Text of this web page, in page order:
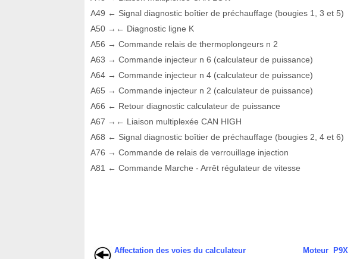
A49 ← Signal diagnostic boîtier de préchauffage (bougies 1, 3 et 5)
A50 →← Diagnostic ligne K
A56 → Commande relais de thermoplongeurs n 2
A63 → Commande injecteur n 6 (calculateur de puissance)
A64 → Commande injecteur n 4 (calculateur de puissance)
A65 → Commande injecteur n 2 (calculateur de puissance)
A66 ← Retour diagnostic calculateur de puissance
A67 →← Liaison multiplexée CAN HIGH
A68 ← Signal diagnostic boîtier de préchauffage (bougies 2, 4 et 6)
A76 → Commande de relais de verrouillage injection
A81 ← Commande Marche - Arrêt régulateur de vitesse
Affectation des voies du calculateur Moteur P9X